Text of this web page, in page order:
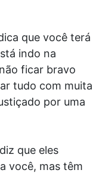
que você terá
indo na
ficar bravo
tudo com muita
por uma
diz que eles
você, mas têm